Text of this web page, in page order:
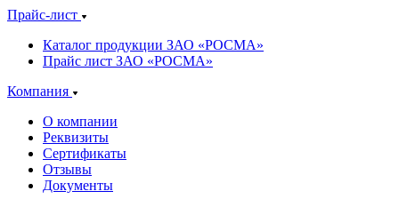
Прайс-лист
Каталог продукции ЗАО «РОСМА»
Прайс лист ЗАО «РОСМА»
Компания
О компании
Реквизиты
Сертификаты
Отзывы
Документы